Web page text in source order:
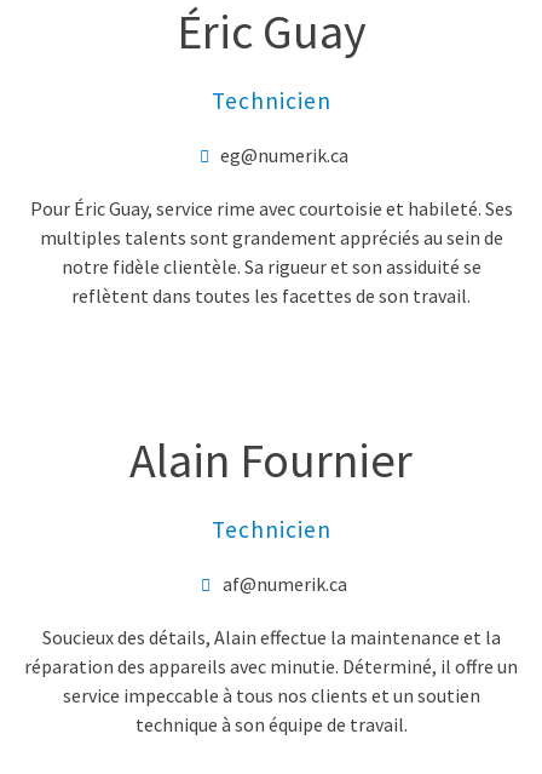
Éric Guay
Technicien
eg@numerik.ca
Pour Éric Guay, service rime avec courtoisie et habileté. Ses
multiples talents sont grandement appréciés au sein de
notre fidèle clientèle. Sa rigueur et son assiduité se
reflètent dans toutes les facettes de son travail.
Alain Fournier
Technicien
af@numerik.ca
Soucieux des détails, Alain effectue la maintenance et la
réparation des appareils avec minutie. Déterminé, il offre un
service impeccable à tous nos clients et un soutien
technique à son équipe de travail.